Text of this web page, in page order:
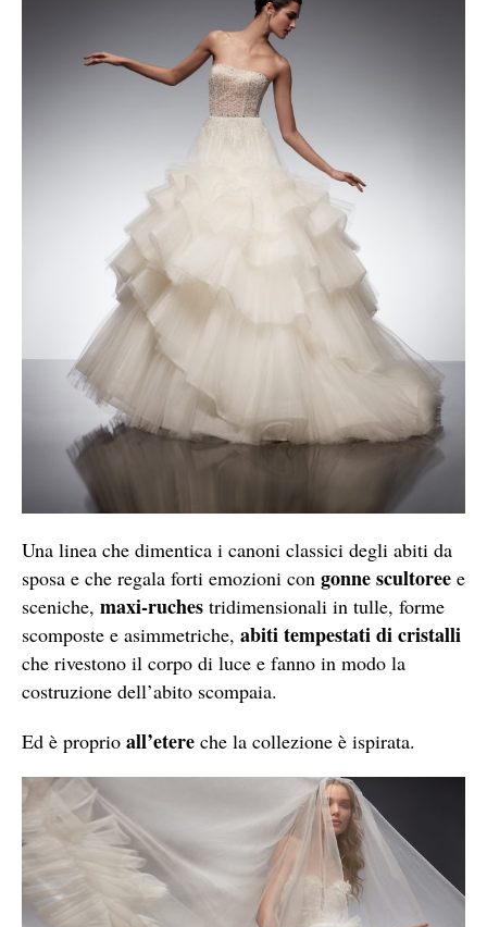
Una linea che dimentica i canoni classici degli abiti da
sposa e che regala forti emozioni con gonne scultoree e
sceniche, maxi-ruches tridimensionali in tulle, forme
scomposte e asimmetriche, abiti tempestati di cristalli
che rivestono il corpo di luce e fanno in modo la
costruzione dell’abito scompaia.
Ed è proprio all’etere che la collezione è ispirata.